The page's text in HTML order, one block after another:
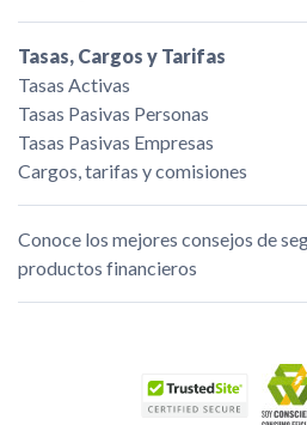
Tasas, Cargos y Tarifas
Tasas Activas
Tasas Pasivas Personas
Tasas Pasivas Empresas
Cargos, tarifas y comisiones
Conoce los mejores consejos de
productos financieros